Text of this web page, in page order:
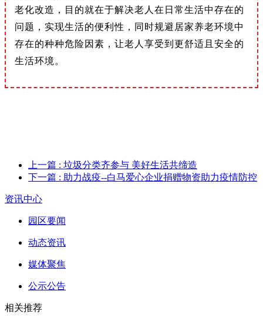
老化改造，目的就在于解决老人在日常生活中存在的
问题，实现生活的便利性，同时规避居家养老环境中
存在的种种危险因素，让老人享受到更舒适且安全的
生活环境。
上一篇 : 垃圾分类齐参与 美好生活共缔造
下一篇 : 助力战疫--白马爱心企业捐赠物资助力疫情防控
资讯中心
园区要闻
动态资讯
媒体聚焦
公示公告
相关推荐